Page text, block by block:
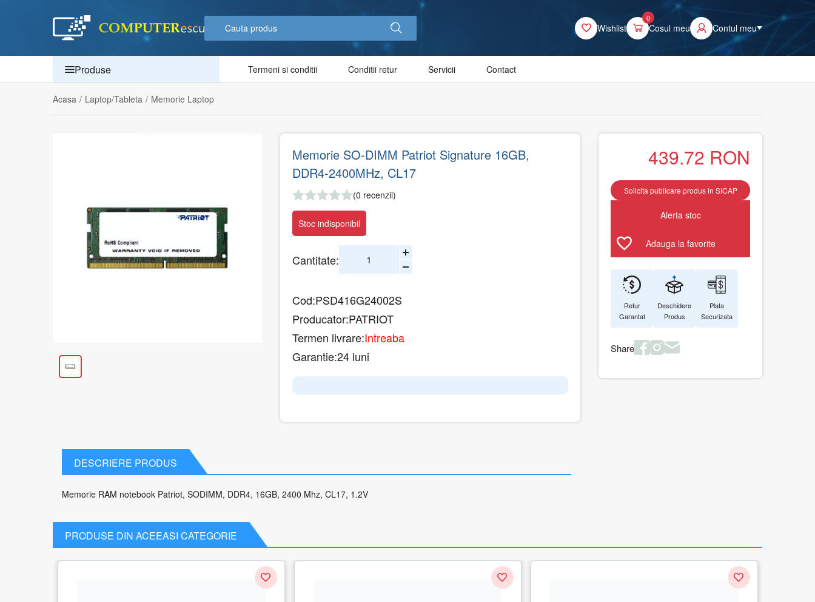
Wishlist
0
Cosul meu Contul meu
Produse Termeni si conditii Conditii retur Servicii Contact
Acasa / Laptop/Tableta / Memorie Laptop
Memorie SO-DIMM Patriot Signature 16GB,
DDR4-2400MHz, CL17
(0 recenzii)
Stoc indisponibil
Cantitate:
Cod:PSD416G24002S
Producator:PATRIOT
Termen livrare:Intreaba
Garantie:24 luni
DESCRIERE PRODUS
Memorie RAM notebook Patriot, SODIMM, DDR4, 16GB, 2400 Mhz, CL17, 1.2V
439.72 RON
Solicita publicare produs in SICAP
Alerta stoc
Adauga la favorite
Retur
Garantat
Deschidere
Produs
Plata
Securizata
Share
PRODUSE DIN ACEEASI CATEGORIE